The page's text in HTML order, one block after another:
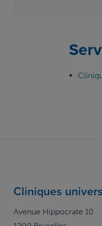
Cliniques
Avenue Hippocrate 10